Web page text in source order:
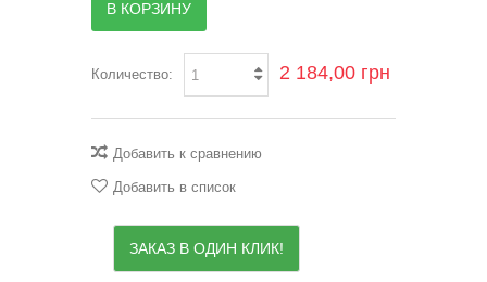
В КОРЗИНУ
Количество: 2 184,00 грн
Добавить к сравнению
Добавить в список
ЗАКАЗ В ОДИН КЛИК!